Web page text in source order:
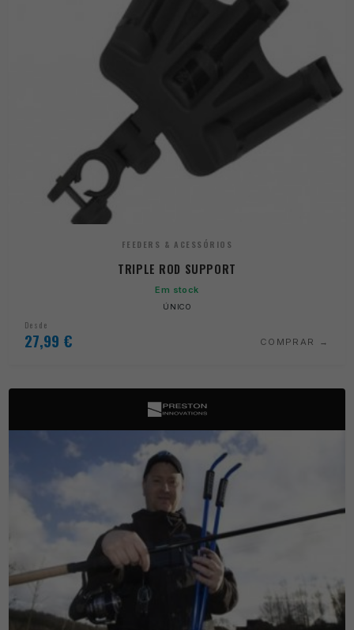
FEEDERS & ACESSÓRIOS
TRIPLE ROD SUPPORT
Em stock
ÚNICO
Desde
27,99 € COMPRAR